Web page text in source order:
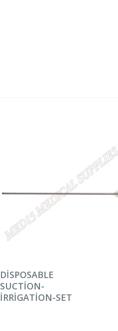
DEVAMINI OKU
DISPOSABLE
SUCTION-
IRRIGATION-SET